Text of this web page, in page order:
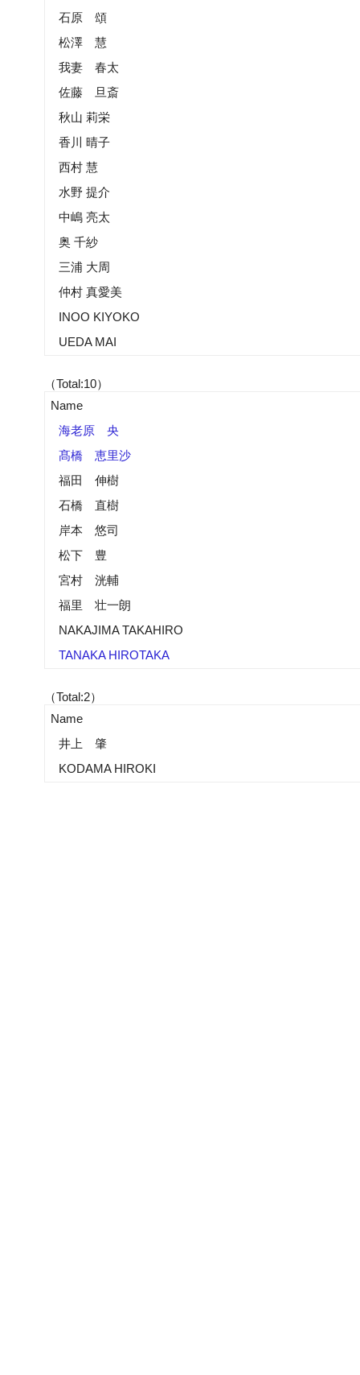
石原 頌
松澤 慧
我妻 春太
佐藤 旦斎
秋山 莉栄
香川 晴子
西村 慧
水野 提介
中嶋 亮太
奥 千紗
三浦 大周
仲村 真愛美
INOO KIYOKO
UEDA MAI
（Total:10）
Name
海老原 央
髙橋 恵里沙
福田 伸樹
石橋 直樹
岸本 悠司
松下 豊
宮村 洸輔
福里 壮一朗
NAKAJIMA TAKAHIRO
TANAKA HIROTAKA
（Total:2）
Name
井上 肇
KODAMA HIROKI